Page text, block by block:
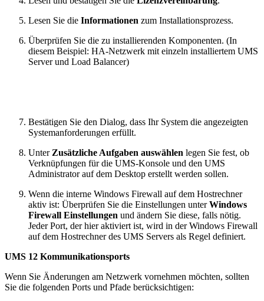
Lesen Sie die Informationen zum Installationsprozess.
Überprüfen Sie die zu installierenden Komponenten. (In
diesem Beispiel: HA-Netzwerk mit einzeln installiertem UMS
Server und Load Balancer)
Bestätigen Sie den Dialog, dass Ihr System die angezeigten
Systemanforderungen erfüllt.
Unter Zusätzliche Aufgaben auswählen legen Sie fest, ob
Verknüpfungen für die UMS-Konsole und den UMS
Administrator auf dem Desktop erstellt werden sollen.
Wenn die interne Windows Firewall auf dem Hostrechner
aktiv ist: Überprüfen Sie die Einstellungen unterWindows
Firewall Einstellungen und ändern Sie diese, falls nötig.
Jeder Port, der hier aktiviert ist, wird in der Windows Firewall
auf dem Hostrechner des UMS Servers als Regel definiert.
UMS 12 Kommunikationsports
Wenn Sie Änderungen am Netzwerk vornehmen möchten, sollten
Sie die folgenden Ports und Pfade berücksichtigen: